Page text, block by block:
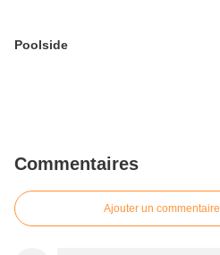
Poolside
Commentaires
Ajouter un commentaire